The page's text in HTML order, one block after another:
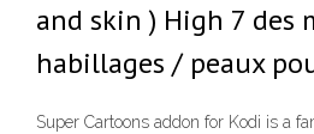
and skin ) High 7 des
habillages / peaux
Super Cartoons addon for Kodi is a